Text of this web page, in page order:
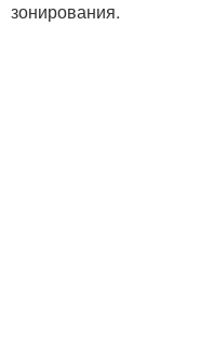
зонирования.